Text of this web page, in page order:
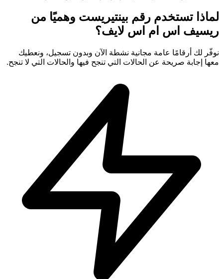
لماذا تستخدم رقم بينتيريست وهميًا من
ريسيف اس ام اس لايف؟
نوفّر لك أرقامًا عامة مجانية نشطة الآن وبدون تسجيل، ونعطيك
معها إجابة صريحة عن الحالات التي تنجح فيها والحالات التي لا تنجح.